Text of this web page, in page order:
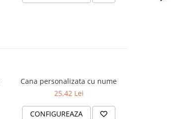
Cana personalizata cu nume
25,42 Lei
CONFIGUREAZA